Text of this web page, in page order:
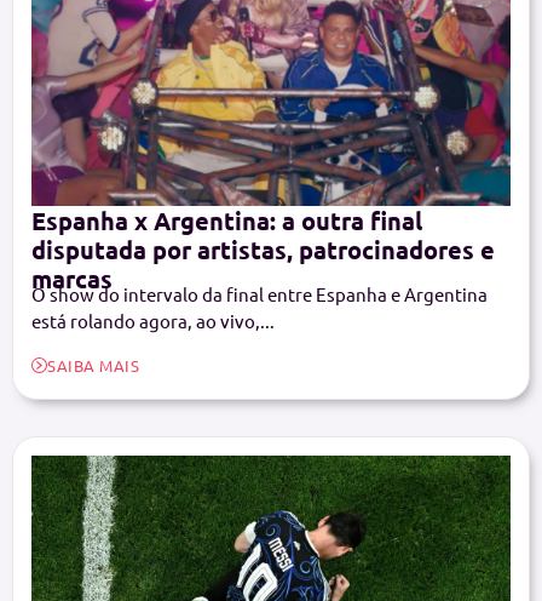
Espanha x Argentina: a outra final
disputada por artistas, patrocinadores e
marcas
O show do intervalo da final entre Espanha e Argentina
está rolando agora, ao vivo,...
SAIBA MAIS